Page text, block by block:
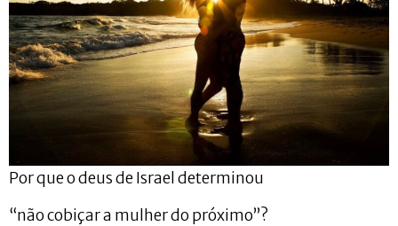
Por que o deus de Israel determinou
“não cobiçar a mulher do próximo”?